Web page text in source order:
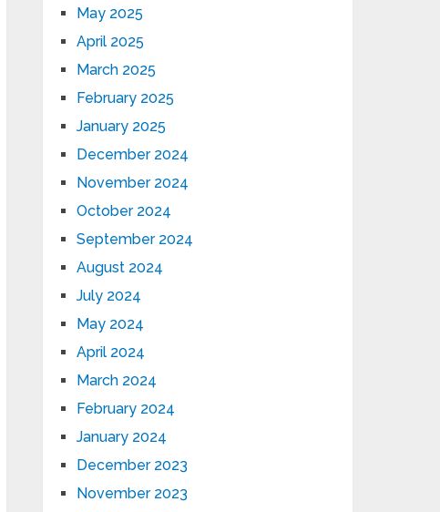
May 2025
April 2025
March 2025
February 2025
January 2025
December 2024
November 2024
October 2024
September 2024
August 2024
July 2024
May 2024
April 2024
March 2024
February 2024
January 2024
December 2023
November 2023